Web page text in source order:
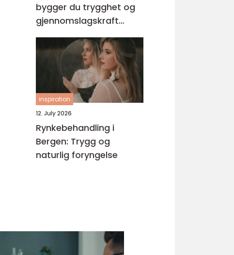
bygger du trygghet og
gjennomslagskraft
gjennom riktig ledelse-
kurs
inspiration
12. July 2026
Rynkebehandling i
Bergen: Trygg og
naturlig foryngelse